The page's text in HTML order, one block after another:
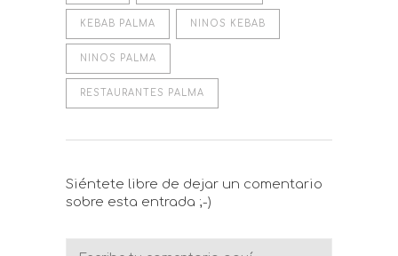
KEBAB PALMA NINOS KEBAB
NINOS PALMA
RESTAURANTES PALMA
Siéntete libre de dejar un comentario
sobre esta entrada ;-)